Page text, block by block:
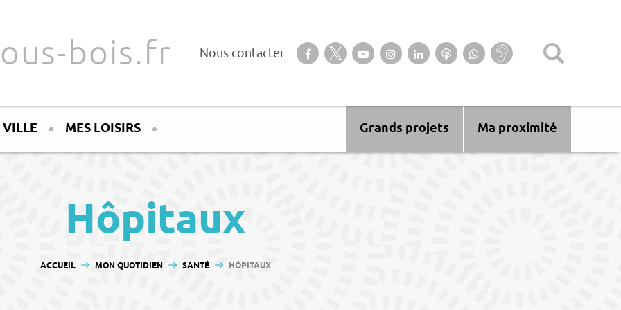
bois.fr Nous contacter Suivez-nous sur notre page Facebook
Suivez-nous sur Twitter
Suivez-nous sur YouTube
Suivez-nous sur Instagram
Retrouvez-nous sur Linkedin
Ecoutez nos Podcasts
Suivez-nous sur
WhatsApp
Baisse
d’audition ?
MES LOISIRS Ma proximité
Grands projets
Hôpitaux
VOUS ÊTES ICI :
ACCUEIL MON QUOTIDIEN SANTÉ HÔPITAUX